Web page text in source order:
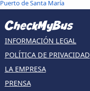
Puerto de Santa María
INFORMACIÓN LEGAL
POLÍTICA DE PRIVACIDAD
LA EMPRESA
PRENSA